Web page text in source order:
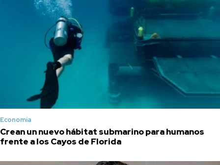
Economía
Crean un nuevo hábitat submarino para humanos
frente a los Cayos de Florida